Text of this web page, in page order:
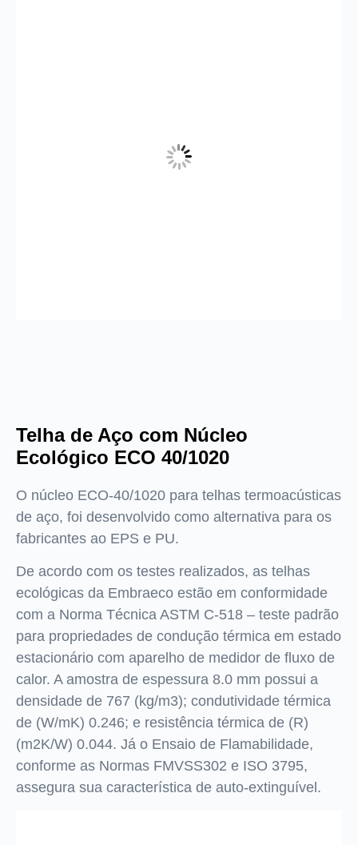
Telha de Aço com Núcleo
Ecológico ECO 40/1020
O núcleo ECO-40/1020 para telhas termoacústicas
de aço, foi desenvolvido como alternativa para os
fabricantes ao EPS e PU.
De acordo com os testes realizados, as telhas
ecológicas da Embraeco estão em conformidade
com a Norma Técnica ASTM C-518 – teste padrão
para propriedades de condução térmica em estado
estacionário com aparelho de medidor de fluxo de
calor. A amostra de espessura 8.0 mm possui a
densidade de 767 (kg/m3); condutividade térmica
de (W/mK) 0.246; e resistência térmica de (R)
(m2K/W) 0.044. Já o Ensaio de Flamabilidade,
conforme as Normas FMVSS302 e ISO 3795,
assegura sua característica de auto-extinguível.